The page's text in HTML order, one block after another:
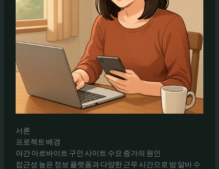
서론
프로젝트 배경
야간 아르바이트 구인 사이트 수요 증가의 원인
접근성 높은 정보 플랫폼과 다양한 근무 시간으로 밤 알바 수